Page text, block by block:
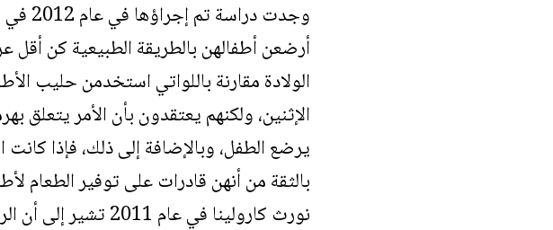
أرضعن أطفالهن بالطريقة الطبيعية كن أقل
الولادة مقارنة باللواتي استخدمن حليب
الإثنين، ولكنهم يعتقدون بأن الأمر
يرضع الطفل، وبالإضافة إلى ذلك، فإذا
بالثقة من أنهن قادرات على توفير الطعام
نورث كارولينا في